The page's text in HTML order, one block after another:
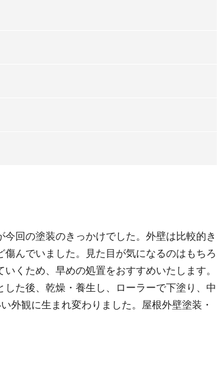
今回の塗装のきっかけでした。外壁は比較的き
んでいました。見た目が気になるのはもちろ
くため、早めの処置をおすすめいたします。
た後、乾燥・養生し、ローラーで下塗り、中
外観に生まれ変わりました。屋根外壁塗装・